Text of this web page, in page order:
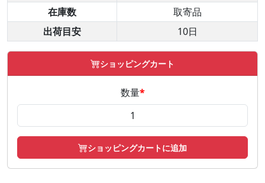
在庫数
取寄品
出荷目安
10日
ショッピングカート
数量*
ショッピングカートに追加